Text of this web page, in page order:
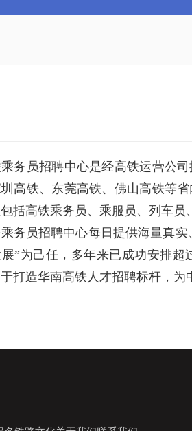
务员招聘中心是经高铁运营公
高铁、东莞高铁、佛山高铁等
括高铁乘务员、乘服员、列车员
务员招聘中心每日提供海量真
”为己任，多年来已成功安排
打造华南高铁人才招聘标杆，为